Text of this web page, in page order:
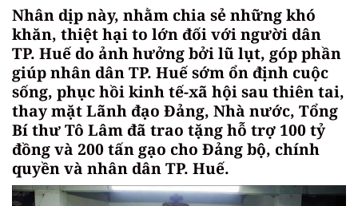
Nhân dịp này, nhằm chia sẻ những khó
khăn, thiệt hại to lớn đối với người dân
TP. Huế do ảnh hưởng bởi lũ lụt, góp phần
giúp nhân dân TP. Huế sớm ổn định cuộc
sống, phục hồi kinh tế-xã hội sau thiên tai,
thay mặt Lãnh đạo Đảng, Nhà nước, Tổng
Bí thư Tô Lâm đã trao tặng hỗ trợ 100 tỷ
đồng và 200 tấn gạo cho Đảng bộ, chính
quyền và nhân dân TP. Huế.